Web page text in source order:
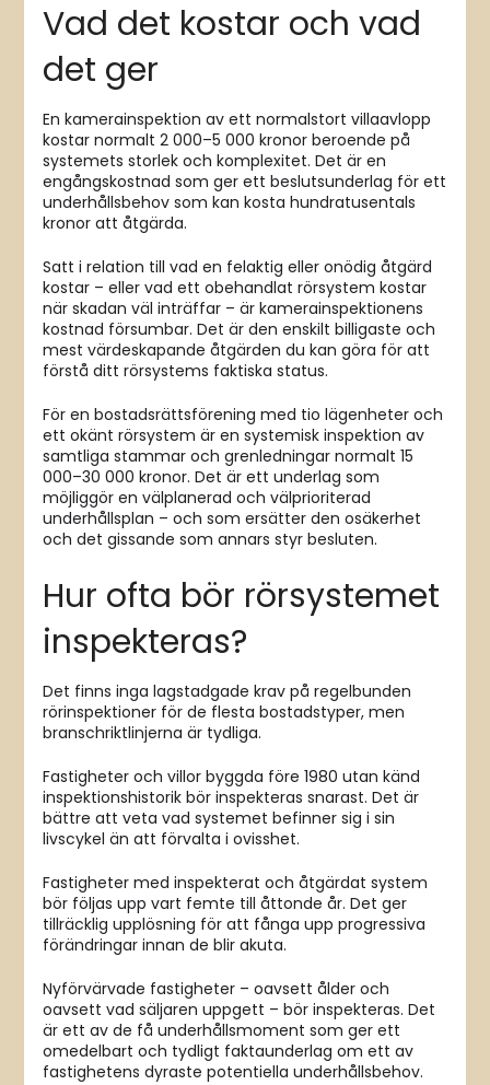
Vad det kostar och vad
det ger
En kamerainspektion av ett normalstort villaavlopp
kostar normalt 2 000–5 000 kronor beroende på
systemets storlek och komplexitet. Det är en
engångskostnad som ger ett beslutsunderlag för ett
underhållsbehov som kan kosta hundratusentals
kronor att åtgärda.
Satt i relation till vad en felaktig eller onödig åtgärd
kostar – eller vad ett obehandlat rörsystem kostar
när skadan väl inträffar – är kamerainspektionens
kostnad försumbar. Det är den enskilt billigaste och
mest värdeskapande åtgärden du kan göra för att
förstå ditt rörsystems faktiska status.
För en bostadsrättsförening med tio lägenheter och
ett okänt rörsystem är en systemisk inspektion av
samtliga stammar och grenledningar normalt 15
000–30 000 kronor. Det är ett underlag som
möjliggör en välplanerad och välprioriterad
underhållsplan – och som ersätter den osäkerhet
och det gissande som annars styr besluten.
Hur ofta bör rörsystemet
inspekteras?
Det finns inga lagstadgade krav på regelbunden
rörinspektioner för de flesta bostadstyper, men
branschriktlinjerna är tydliga.
Fastigheter och villor byggda före 1980 utan känd
inspektionshistorik bör inspekteras snarast. Det är
bättre att veta vad systemet befinner sig i sin
livscykel än att förvalta i ovisshet.
Fastigheter med inspekterat och åtgärdat system
bör följas upp vart femte till åttonde år. Det ger
tillräcklig upplösning för att fånga upp progressiva
förändringar innan de blir akuta.
Nyförvärvade fastigheter – oavsett ålder och
oavsett vad säljaren uppgett – bör inspekteras. Det
är ett av de få underhållsmoment som ger ett
omedelbart och tydligt faktaunderlag om ett av
fastighetens dyraste potentiella underhållsbehov.